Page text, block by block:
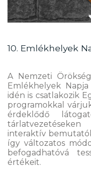
10. Emlékhelyek
A Nemzeti
Emlékhelyek
idén is csatlakozik
programokkal
érdeklődő
interaktív
így változatos
befogadhatóvá
értékeit.